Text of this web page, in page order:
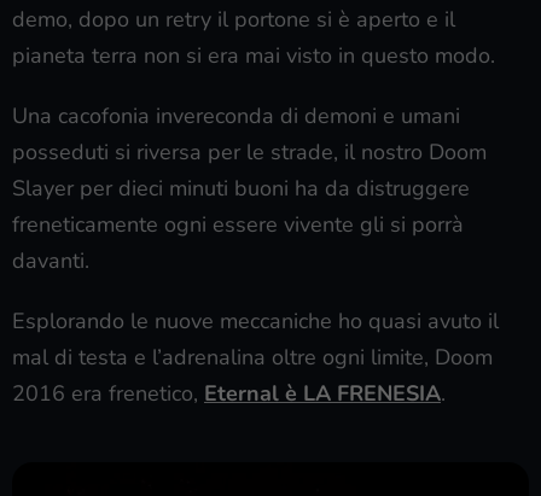
demo, dopo un retry il portone si è aperto e il
pianeta terra non si era mai visto in questo modo.
Una cacofonia invereconda di demoni e umani
posseduti si riversa per le strade, il nostro Doom
Slayer per dieci minuti buoni ha da distruggere
freneticamente ogni essere vivente gli si porrà
davanti.
Esplorando le nuove meccaniche ho quasi avuto il
mal di testa e l’adrenalina oltre ogni limite, Doom
2016 era frenetico, Eternal è LA FRENESIA.